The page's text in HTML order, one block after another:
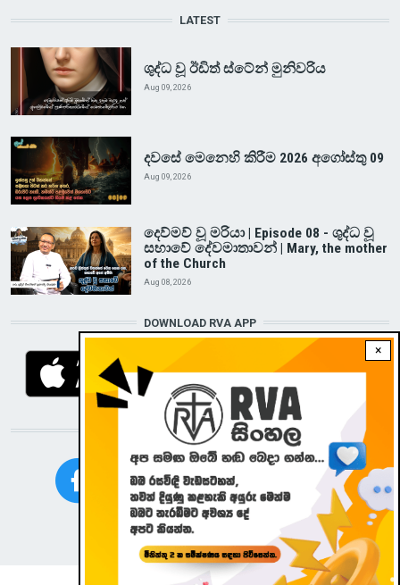
×
LATEST
ශුද්ධ වූ ඊඩිත් ස්ටේන් මුනිවරිය
Aug 09, 2026
දවසේ මෙනෙහි කිරීම 2026 අගෝස්තු 09
Aug 09, 2026
දෙව්මව් වූ මරියා | Episode 08 - ශුද්ධ වූ
සභාවේ දේවමාතාවන් | Mary, the mother
of the Church
Aug 08, 2026
DOWNLOAD RVA APP
STAY CONNECTED WITH US!